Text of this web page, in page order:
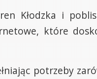
Kłodzka i
które
potrzeby